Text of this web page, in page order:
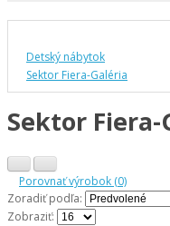
Detský nábytok
Sektor Fiera-Galéria
Sektor Fiera-
Porovnať výrobok (0)
Zoradiť podľa:
Zobraziť: